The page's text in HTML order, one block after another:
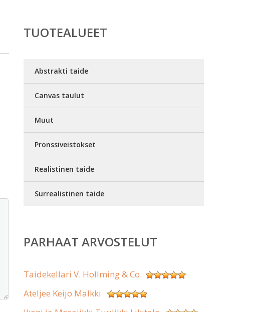
TUOTEALUEET
Abstrakti taide
Canvas taulut
Muut
Pronssiveistokset
Realistinen taide
Surrealistinen taide
PARHAAT ARVOSTELUT
Taidekellari V. Hollming & Co
Ateljee Keijo Malkki